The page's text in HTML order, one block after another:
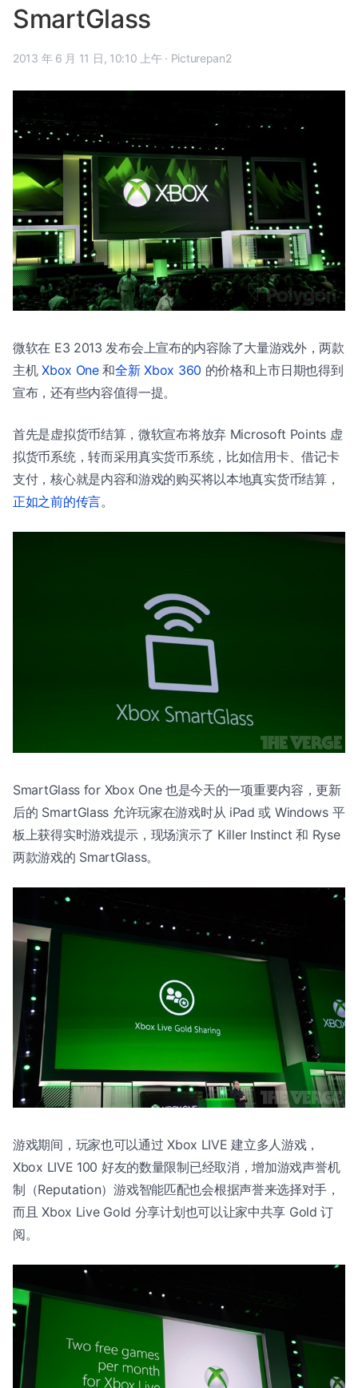
SmartGlass
2013 年 6 月 11 日, 10:10 上午 · Picturepan2
微软在 E3 2013 发布会上宣布的内容除了大量游戏外，两款
主机Xbox One和全新 Xbox 360 的价格和上市日期也得到
宣布，还有些内容值得一提。
首先是虚拟货币结算，微软宣布将放弃 Microsoft Points 虚
拟货币系统，转而采用真实货币系统，比如信用卡、借记卡
支付，核心就是内容和游戏的购买将以本地真实货币结算，
正如之前的传言。
SmartGlass for Xbox One 也是今天的一项重要内容，更新
后的 SmartGlass 允许玩家在游戏时从 iPad 或 Windows 平
板上获得实时游戏提示，现场演示了 Killer Instinct 和 Ryse
两款游戏的 SmartGlass。
游戏期间，玩家也可以通过 Xbox LIVE 建立多人游戏，
Xbox LIVE 100 好友的数量限制已经取消，增加游戏声誉机
制（Reputation）游戏智能匹配也会根据声誉来选择对手，
而且 Xbox Live Gold 分享计划也可以让家中共享 Gold 订
阅。